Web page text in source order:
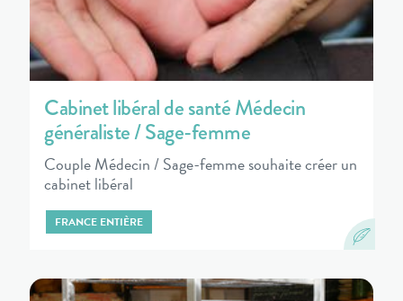
Cabinet libéral de santé Médecin
généraliste / Sage-femme
Couple Médecin / Sage-femme souhaite créer un
cabinet libéral
FRANCE ENTIÈRE